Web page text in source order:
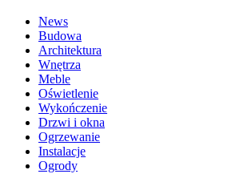
News
Budowa
Architektura
Wnętrza
Meble
Oświetlenie
Wykończenie
Drzwi i okna
Ogrzewanie
Instalacje
Ogrody